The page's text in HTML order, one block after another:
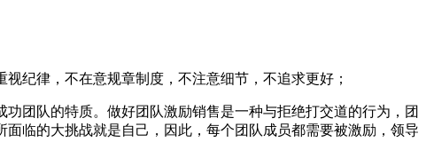
纪律，不在意规章制度，不注意细节，不追求更好；
团队的特质。做好团队激励销售是一种与拒绝打交道的行为，团
临的大挑战就是自己，因此，每个团队成员都需要被激励，领导